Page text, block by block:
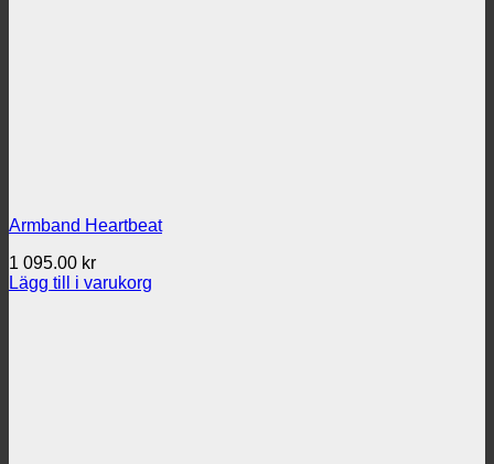
Armband Heartbeat
1 095.00 kr
Lägg till i varukorg